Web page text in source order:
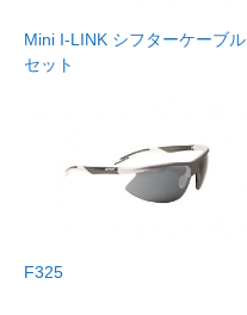
Mini I-LINK シフターケーブル
セット
F325